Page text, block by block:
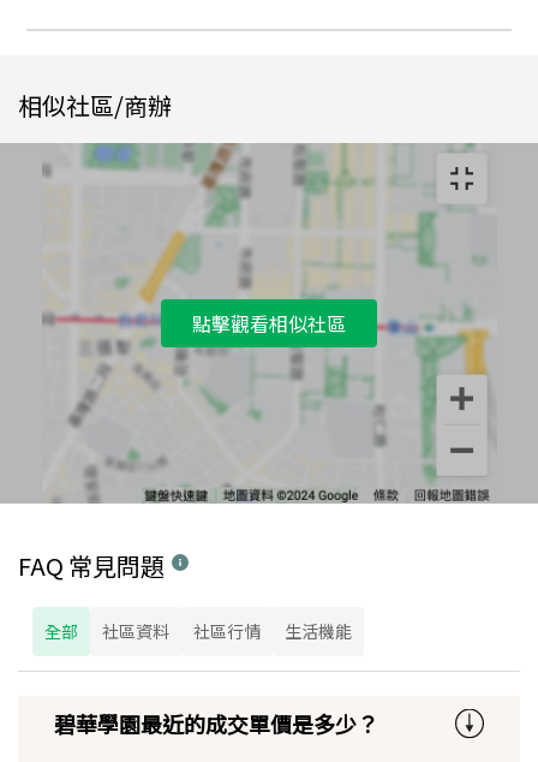
相似社區/商辦
點擊觀看相似社區
FAQ 常見問題
全部 社區資料 社區行情 生活機能
碧華學園最近的成交單價是多少？